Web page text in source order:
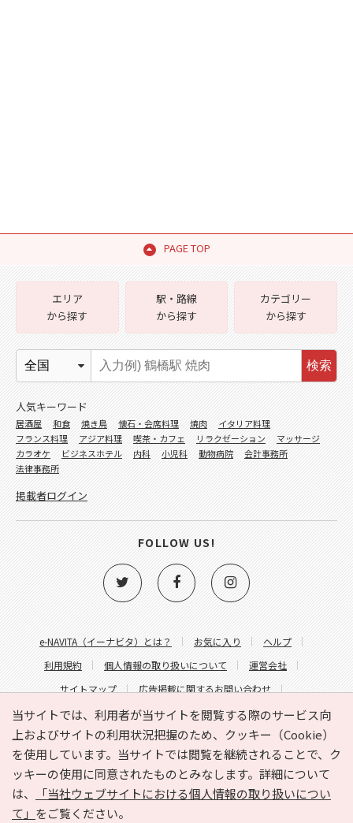
PAGE TOP
当サイトでは、利用者が当サイトを閲覧する際のサービス向
上およびサイトの利用状況把握のため、クッキー（Cookie）
を使用しています。当サイトでは閲覧を継続されることで、ク
ッキーの使用に同意されたものとみなします。詳細について
は、
「当社ウェブサイトにおける個人情報の取り扱いについ
て」 をご覧ください。
e-NAVITA（イーナビタ）とは？ お気に入り
ヘルプ
利用規約
個人情報の取り扱いについて
運営会社
サイトマップ
広告掲載に関するお問い合わせ
サイトの内容に関するお問い合わせ
エリア
から探す
駅・路線
から探す
カテゴリー
から探す
検索
人気キーワード
居酒屋 和食 焼き鳥 懐石・会席料理 焼肉
イタリア料理
フランス料理
アジア料理 喫茶・カフェ リラクゼーション
マッサージ
カラオケ
ビジネスホテル 内科 小児科 動物病院
会計事務所
法律事務所
掲載者ログイン
FOLLOW US!
Copyright © HYOJITO.Co.,Ltd. All Rights Reserved.